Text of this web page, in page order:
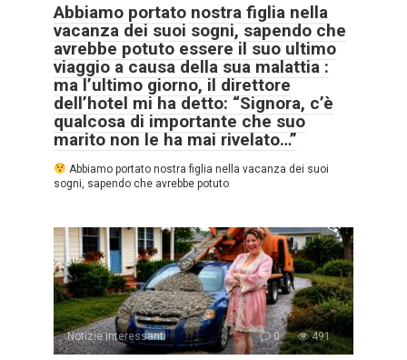
Abbiamo portato nostra figlia nella
vacanza dei suoi sogni, sapendo che
avrebbe potuto essere il suo ultimo
viaggio a causa della sua malattia :
ma l’ultimo giorno, il direttore
dell’hotel mi ha detto: “Signora, c’è
qualcosa di importante che suo
marito non le ha mai rivelato…”
Abbiamo portato nostra figlia nella vacanza dei suoi
sogni, sapendo che avrebbe potuto
Notizie interessanti 0 491